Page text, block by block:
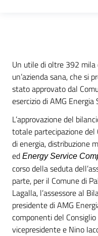
Un utile di oltre 392
un’azienda sana, che si
stato approvato dal
esercizio di AMG
L’approvazione del
totale partecipazione del
di energia, distribuzione
ed Energy Service
corso della seduta
parte, per il Comune di
Lagalla, l’assessore al
presidente di AMG
componenti del
vicepresidente e Nino